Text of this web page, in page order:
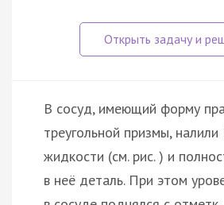
В сосуд, имеющий форму
треугольной призмы, налили
жидкости (см. рис. ) и
в неё деталь. При этом